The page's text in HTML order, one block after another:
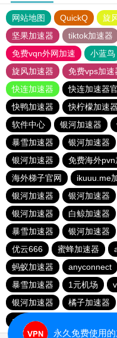
网站地图 QuickQ 旋
坚果加速器
tiktok加速器
免费vqn外网加速
小蓝鸟
旋风加速器
免费vps加速
快连加速器
快连加速器
快鸭加速器
快柠檬加速器
软件中心
银河加速器
暴雪加速器
银河加速器
银河加速器
免费海外pvn
海外梯子官网
ikuuu.me
银河加速器
银河加速器
银河加速器
白鲸加速器
暴雪加速器
银河加速器
优云666
蜜蜂加速器
蚂蚁加速器
anyconnect
暴雪加速器
1元机场
银河加速器
橘子加速器
anyconnect
永久免费使用